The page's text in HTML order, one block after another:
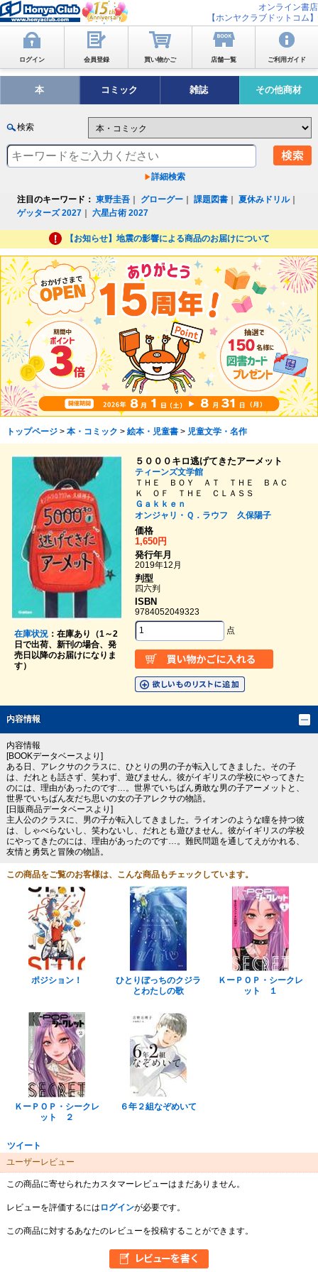
オンライン書店
【ホンヤクラブドットコム】
ログイン 会員登録 買い物かご 店舗一覧 ご利用ガイド
本 コミック 雑誌 その他商材
検索
詳細検索
注目のキーワード： 東野圭吾 グローグー ｜課題図書 ｜夏休みドリル｜
ゲッターズ 2027 ｜六星占術 2027
【お知らせ】地震の影響による商品のお届けについて
トップページ> 本・コミック > 絵本・児童書> 児童文学・名作
在庫状況：在庫あり（1～2
日で出荷、新刊の場合、発
売日以降のお届けになりま
す）
５０００キロ逃げてきたアーメット
ティーンズ文学館
ＴＨＥ ＢＯＹ ＡＴ ＴＨＥ ＢＡＣ
Ｋ ＯＦ ＴＨＥ ＣＬＡＳＳ
Ｇａｋｋｅｎ
オンジャリ・Ｑ．ラウフ
久保陽子
価格
1,650円
発行年月
2019年12月
判型
四六判
ISBN
9784052049323
点
内容情報
内容情報
[BOOKデータベースより]
ある日、アレクサのクラスに、ひとりの男の子が転入してきました。その子
は、だれとも話さず、笑わず、遊びません。彼がイギリスの学校にやってきた
のには、理由があったのです…。世界でいちばん勇敢な男の子アーメットと、
世界でいちばん友だち思いの女の子アレクサの物語。
[日販商品データベースより]
主人公のクラスに、男の子が転入してきました。ライオンのような瞳を持つ彼
は、しゃべらないし、笑わないし、だれとも遊びません。彼がイギリスの学校
にやってきたのには、理由があったのです…。難民問題を通してえがかれる、
友情と勇気と冒険の物語。
この商品をご覧のお客様は、こんな商品もチェックしています。
ポジション！
ひとりぼっちのクジラ
とわたしの歌
ＫーＰＯＰ・シークレ
ット １
ＫーＰＯＰ・シークレ
ット ２
６年２組なぞめいて
ツイート
ユーザーレビュー
この商品に寄せられたカスタマーレビューはまだありません。
レビューを評価するには ログインが必要です。
この商品に対するあなたのレビューを投稿することができます。